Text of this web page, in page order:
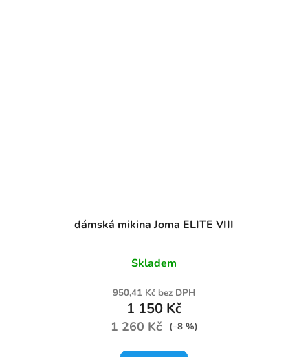
dámská mikina Joma ELITE VIII
Skladem
950,41 Kč bez DPH
1 150 Kč
1 260 Kč (–8 %)